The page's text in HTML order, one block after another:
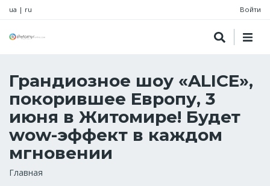
ua | ru Войти
Грандиозное шоу «ALICE»,
покорившее Европу, 3
июня в Житомире! Будет
wow-эффект в каждом
мгновении
Строка
Главная